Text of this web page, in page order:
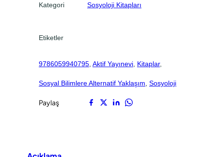
Kategori Sosyoloji Kitapları
Etiketler
9786059940795 Aktif Yayınevi Kitaplar
Sosyal Bilimlere Alternatif Yaklaşım Sosyoloji
Paylaş